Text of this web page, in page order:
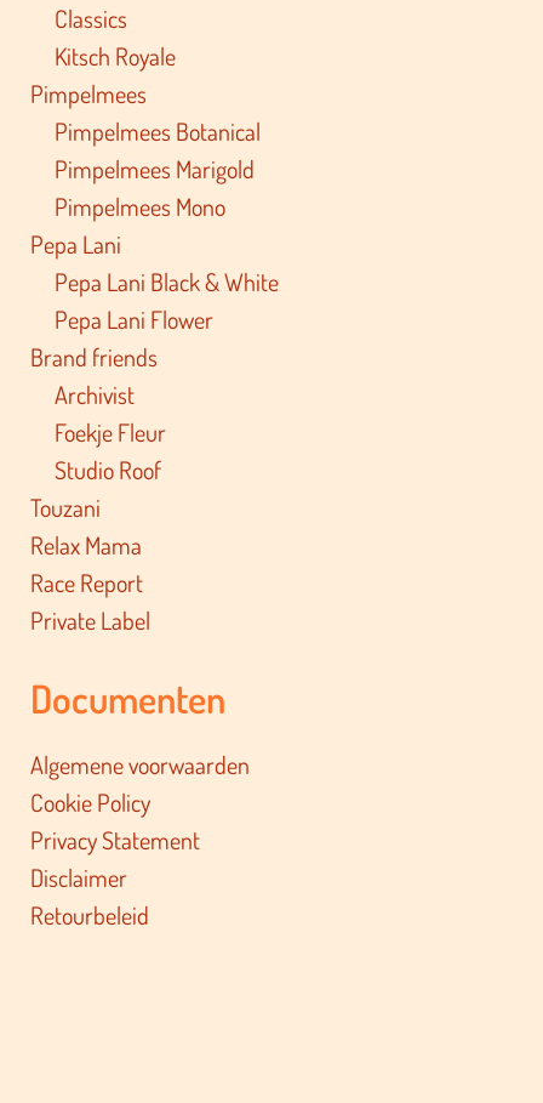
Classics
Kitsch Royale
Pimpelmees
Pimpelmees Botanical
Pimpelmees Marigold
Pimpelmees Mono
Pepa Lani
Pepa Lani Black & White
Pepa Lani Flower
Brand friends
Archivist
Foekje Fleur
Studio Roof
Touzani
Relax Mama
Race Report
Private Label
Documenten
Algemene voorwaarden
Cookie Policy
Privacy Statement
Disclaimer
Retourbeleid